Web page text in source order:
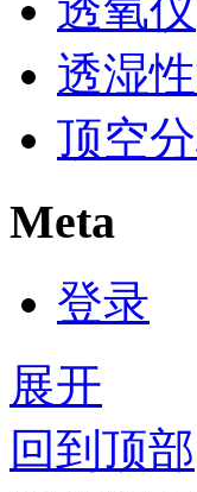
透湿
顶空
Meta
登录
展开
回到顶部